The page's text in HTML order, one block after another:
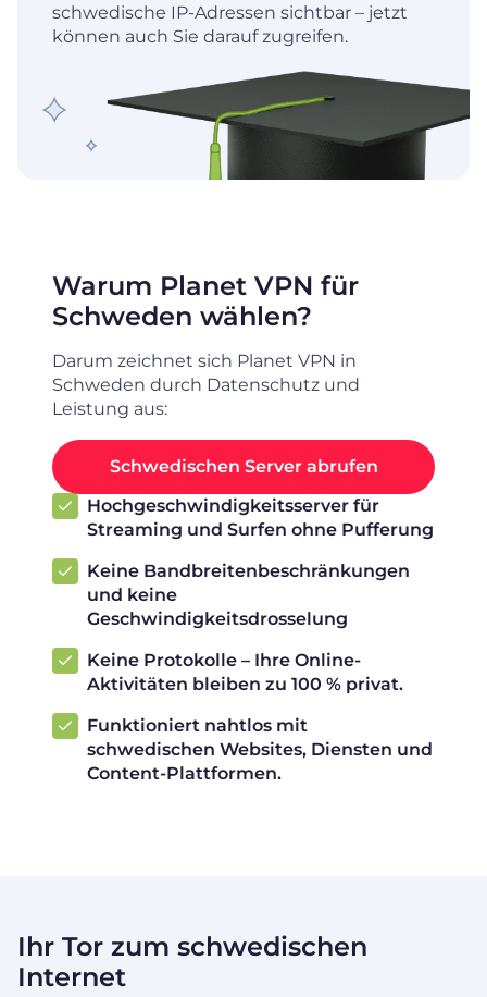
schwedische IP-Adressen sichtbar – jetzt
können auch Sie darauf zugreifen.
Warum Planet VPN für
Schweden wählen?
Darum zeichnet sich Planet VPN in
Schweden durch Datenschutz und
Leistung aus:
Schwedischen Server abrufen
Hochgeschwindigkeitsserver für
Streaming und Surfen ohne Pufferung
Keine Bandbreitenbeschränkungen
und keine
Geschwindigkeitsdrosselung
Keine Protokolle – Ihre Online-
Aktivitäten bleiben zu 100 % privat.
Funktioniert nahtlos mit
schwedischen Websites, Diensten und
Content-Plattformen.
Ihr Tor zum schwedischen
Internet